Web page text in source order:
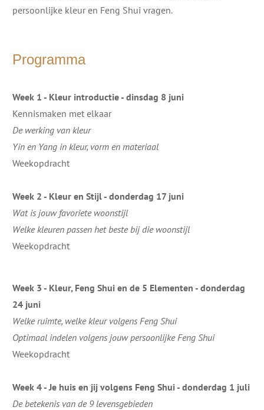
persoonlijke kleur en Feng Shui vragen.
Programma
Week 1 - Kleur introductie - dinsdag 8 juni
Kennismaken met elkaar
De werking van kleur
Yin en Yang in kleur, vorm en materiaal
Weekopdracht
Week 2 - Kleur en Stijl - donderdag 17 juni
Wat is jouw favoriete woonstijl
Welke kleuren passen het beste bij die woonstijl
Weekopdracht
Week 3 - Kleur, Feng Shui en de 5 Elementen - donderdag
24 juni
Welke ruimte, welke kleur volgens Feng Shui
Optimaal indelen volgens jouw persoonlijke Feng Shui
Weekopdracht
Week 4 - Je huis en jij volgens Feng Shui - donderdag 1 juli
De betekenis van de 9 levensgebieden